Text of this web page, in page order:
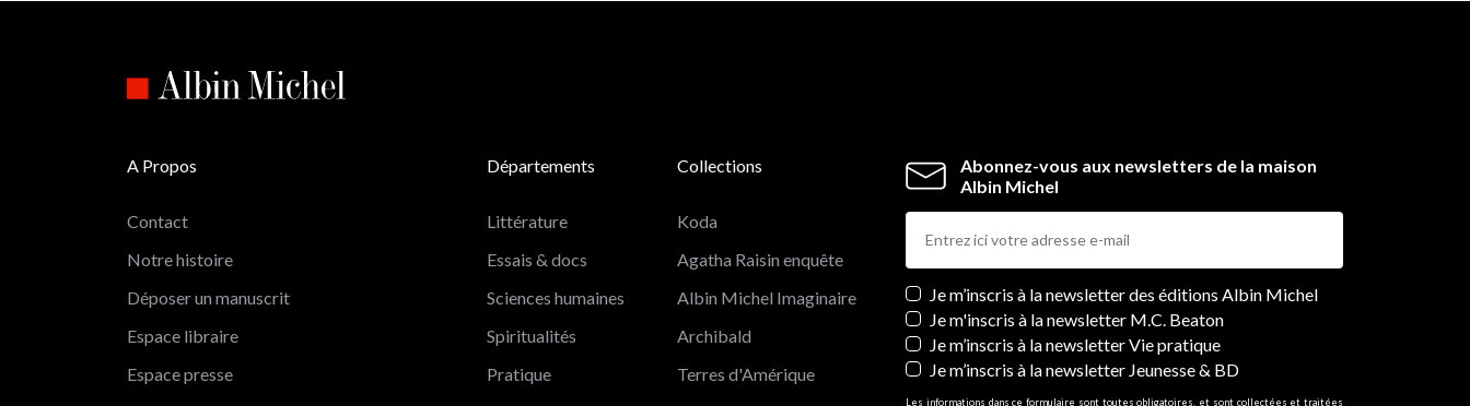
Abonnez-vous aux newsletters de la maison
Albin Michel
Newsletters
Je m’inscris à la newsletter des éditions Albin Michel
Je m'inscris à la newsletter M.C. Beaton
Je m’inscris à la newsletter Vie pratique
Je m’inscris à la newsletter Jeunesse & BD
Les informations dans ce formulaire sont toutes obligatoires, et sont collectées et traitées
A Propos
Contact
Notre histoire
Déposer un manuscrit
Espace libraire
Espace presse
Départements
Littérature
Essais & docs
Sciences humaines
Spiritualités
Pratique
Collections
Koda
Agatha Raisin enquête
Albin Michel Imaginaire
Archibald
Terres d'Amérique